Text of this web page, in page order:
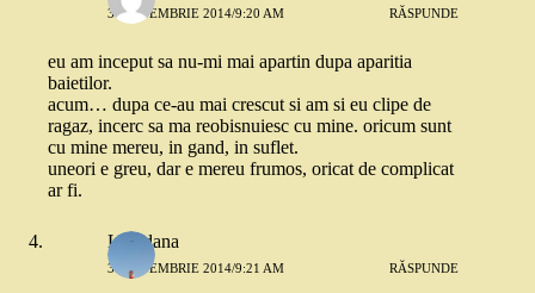
3 SEPTEMBRIE 2014/9:20 AM RĂSPUNDE
eu am inceput sa nu-mi mai apartin dupa aparitia
baietilor.
acum… dupa ce-au mai crescut si am si eu clipe de
ragaz, incerc sa ma reobisnuiesc cu mine. oricum sunt
cu mine mereu, in gand, in suflet.
uneori e greu, dar e mereu frumos, oricat de complicat
ar fi.
Loredana
3 SEPTEMBRIE 2014/9:21 AM RĂSPUNDE